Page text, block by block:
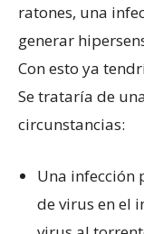
ratones, una
generar
Con esto ya
Se trataría de
circunstancias:
Una infección
de virus en el